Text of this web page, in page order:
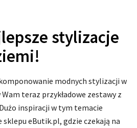
stylizacje
modnych stylizacji w
teraz przykładowe zestawy z
inspiracji w tym temacie
eButik.pl, gdzie czekają na